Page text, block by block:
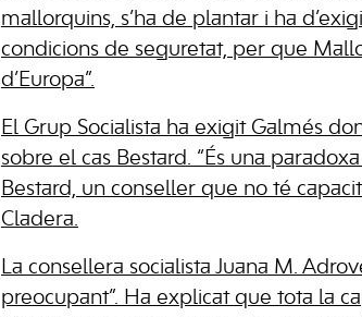
mallorquins, s’ha de plantar i ha
condicions de seguretat, per que
d’Europa”.
El Grup Socialista ha exigit Galmés
sobre el cas Bestard. “És una
Bestard, un conseller que no té
Cladera.
La consellera socialista Juana M.
preocupant”. Ha explicat que tota la